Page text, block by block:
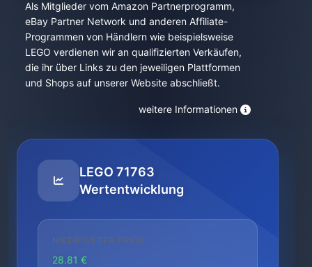
Als Mitglieder vom Amazon Partnerprogramm,
eBay Partner Network und anderen Affiliate-
Programmen von Händlern wie beispielsweise
LEGO verdienen wir an qualifizierten Verkäufen,
die ihr über Links zu den jeweiligen Plattformen
und Shops auf unserer Website abschließt.
weitere Informationen
LEGO 71763
Wertentwicklung
NIEDRIGSTER PREIS
28.81 €